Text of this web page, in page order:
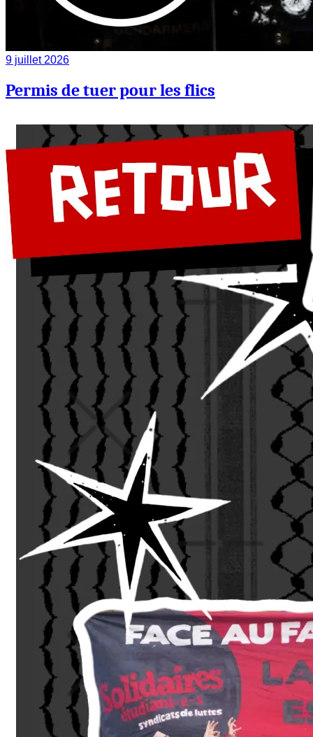
9 juillet 2026
Permis de tuer pour les flics